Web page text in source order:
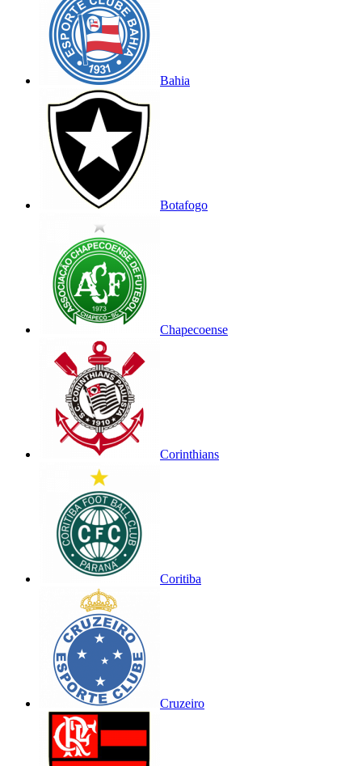
Bahia
Botafogo
Chapecoense
Corinthians
Coritiba
Cruzeiro